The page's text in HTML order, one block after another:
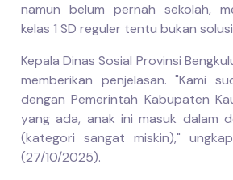
namun belum pernah sekolah,
kelas 1 SD reguler tentu bukan
Kepala Dinas Sosial Provinsi
memberikan penjelasan. "Kami
dengan Pemerintah Kabupaten
yang ada, anak ini masuk dalam
(kategori sangat miskin),"
(27/10/2025).